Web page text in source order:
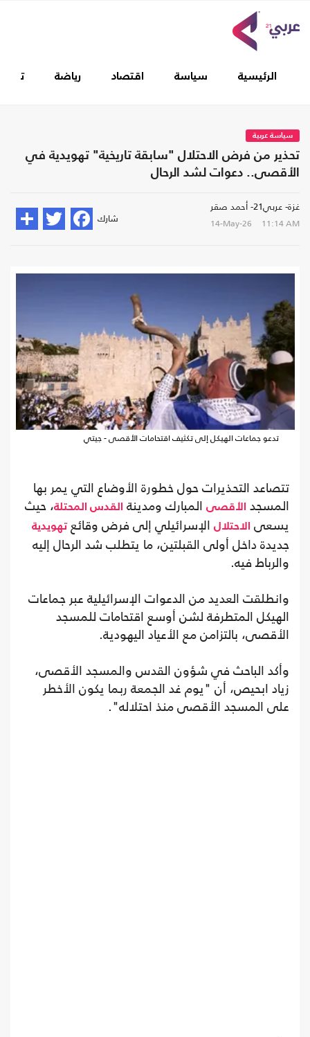
الرئيسية سياسة اقتصاد رياضة
سياسة عربية
تحذير من فرض الاحتلال "سابقة تاريخية" تهويدية في
الأقصى.. دعوات لشد الرحال
غزة- عربي21- أحمد صقر
14-May-26 11:14 AM شارك
تدعو جماعات الهيكل إلى تكثيف اقتحامات الأقصى - جيتي
تتصاعد التحذيرات حول خطورة الأوضاع التي يمر بها
المسجد الأقصى المبارك ومدينة القدس المحتلة، حيث
يسعى الاحتلال الإسرائيلي إلى فرض وقائعتهويدية
جديدة داخل أولى القبلتين، ما يتطلب شد الرحال إليه
والرباط فيه.
وانطلقت العديد من الدعوات الإسرائيلية عبر جماعات
الهيكل المتطرفة لشن أوسع اقتحامات للمسجد
الأقصى، بالتزامن مع الأعياد اليهودية.
وأكد الباحث في شؤون القدس والمسجد الأقصى،
زياد ابحيص، أن "يوم غد الجمعة ربما يكون الأخطر
على المسجد الأقصى منذ احتلاله".